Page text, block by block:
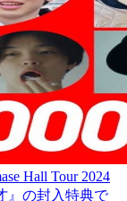
Hall Tour 2024
』の封入特典で